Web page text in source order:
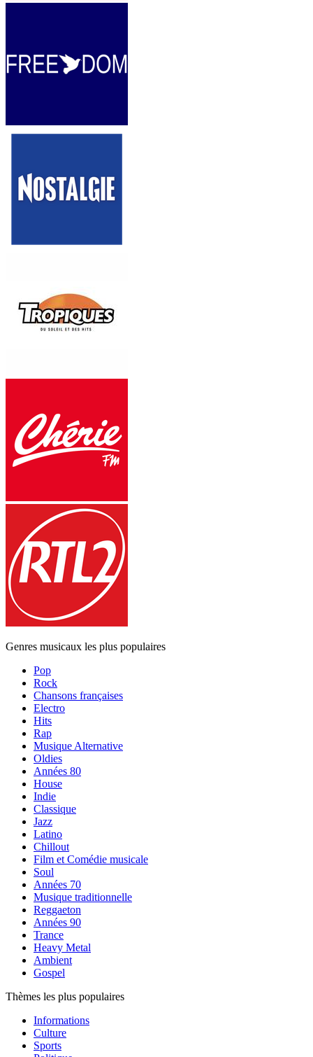
Genres musicaux les plus populaires
Pop
Rock
Chansons françaises
Electro
Hits
Rap
Musique Alternative
Oldies
Années 80
House
Indie
Classique
Jazz
Latino
Chillout
Film et Comédie musicale
Soul
Années 70
Musique traditionnelle
Reggaeton
Années 90
Trance
Heavy Metal
Ambient
Gospel
Thèmes les plus populaires
Informations
Culture
Sports